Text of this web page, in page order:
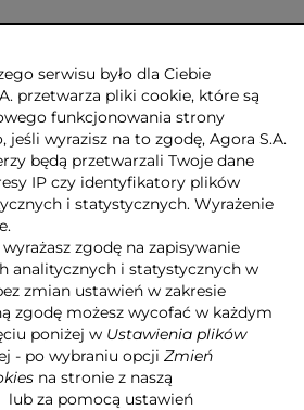
DLA MEDIÓW
REKLAMA
POLITYKA PRYWATNOŚCI AGORA S.A.
PRYWATNOŚCI SERWISU AGORA.PL
POLITYKA TRANSPARENTNOŚCI
ZASTRZEŻENIE PRAWNOAUTORSKIE
MEDIALNYCH
MAPA SERWISU RSS
Realizacja
serwisu było dla Ciebie
przetwarza pliki cookie, które są
funkcjonowania strony
wyrazisz na to zgodę, Agora S.A.
będą przetwarzali Twoje dane
IP czy identyfikatory plików
i statystycznych. Wyrażenie
wyrażasz zgodę na zapisywanie
analitycznych i statystycznych w
zmian ustawień w zakresie
zgodę możesz wycofać w każdym
poniżej w Ustawienia plików
- po wybraniu opcji Zmień
na stronie z naszą
lub za pomocą ustawień